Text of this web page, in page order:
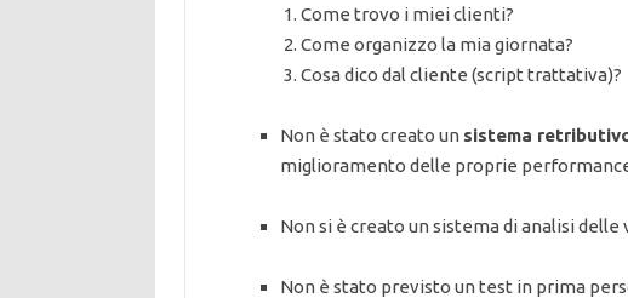
1. Come trovo i miei clienti?
2. Come organizzo la mia giornata?
3. Cosa dico dal cliente (script trattativa)?
Non è stato creato un sistema
miglioramento delle proprie
Non si è creato un sistema di analisi delle
Non è stato previsto un test in prima